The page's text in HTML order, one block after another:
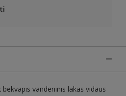
vandeninis lakas vidaus